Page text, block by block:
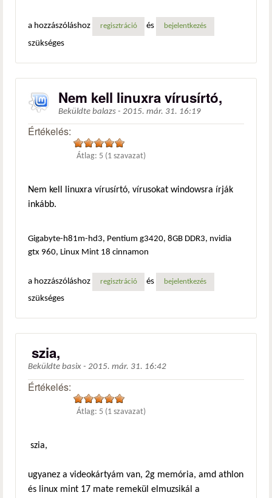
a hozzászóláshoz regisztráció és bejelentkezés
szükséges
Nem kell linuxra vírusírtó,
Beküldte balazs - 2015. már. 31. 16:19
Értékelés:
Átlag: 5 (1 szavazat)
Nem kell linuxra vírusírtó, vírusokat windowsra írják
inkább.
Gigabyte-h81m-hd3, Pentium g3420, 8GB DDR3, nvidia
gtx 960, Linux Mint 18 cinnamon
a hozzászóláshoz regisztráció és bejelentkezés
szükséges
szia,
Beküldte basix - 2015. már. 31. 16:42
Értékelés:
Átlag: 5 (1 szavazat)
szia,
ugyanez a videokártyám van, 2g memória, amd athlon
és linux mint 17 mate remekül elmuzsikál a